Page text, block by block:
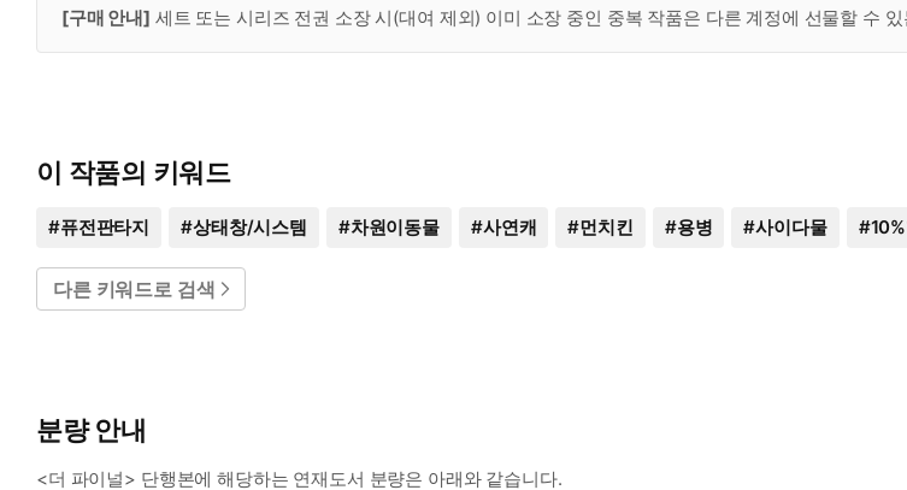
[구매 안내] 세트 또는 시리즈 전권 소장 시(대여 제외) 이미 소장 중인 중복 작품은 다른 계정에 선물할 수
이 작품의 키워드
#퓨전판타지 #상태창/시스템 #차원이동물 #사연캐 #먼치킨 #용병 #사이다물 #
다른 키워드로 검색
분량 안내
<더 파이널> 단행본에 해당하는 연재도서 분량은 아래와 같습니다.